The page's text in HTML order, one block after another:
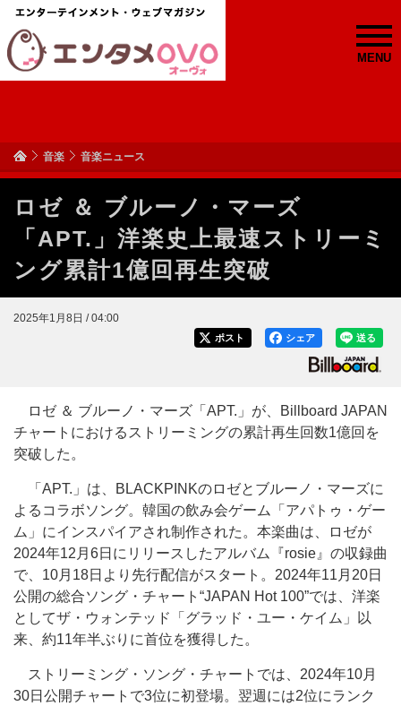
MENU
音楽 音楽ニュース
ロゼ ＆ ブルーノ・マーズ
「APT.」洋楽史上最速ストリーミ
ング累計1億回再生突破
2025年1月8日 / 04:00
送る
シェア
ポスト
ロゼ ＆ ブルーノ・マーズ「APT.」が、Billboard JAPAN
チャートにおけるストリーミングの累計再生回数1億回を
突破した。
「APT.」は、BLACKPINKのロゼとブルーノ・マーズに
よるコラボソング。韓国の飲み会ゲーム「アパトゥ・ゲー
ム」にインスパイアされ制作された。本楽曲は、ロゼが
2024年12月6日にリリースしたアルバム『rosie』の収録曲
で、10月18日より先行配信がスタート。2024年11月20日
公開の総合ソング・チャート“JAPAN Hot 100”では、洋楽
としてザ・ウォンテッド「グラッド・ユー・ケイム」以
来、約11年半ぶりに首位を獲得した。
ストリーミング・ソング・チャートでは、2024年10月
30日公開チャートで3位に初登場。翌週には2位にランク